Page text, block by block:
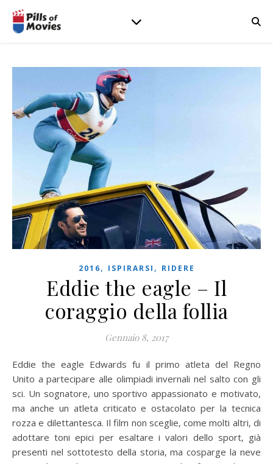
2016, ISPIRARSI , RIDERE
Eddie the eagle – Il
coraggio della follia
Gennaio 8, 2017
Eddie the eagle Edwards fu il primo atleta del Regno
Unito a partecipare alle olimpiadi invernali nel salto con gli
sci. Un sognatore, uno sportivo appassionato e motivato,
ma anche un atleta criticato e ostacolato per la tecnica
rozza e dilettantesca. Il film non sceglie, come molti altri, di
adottare toni epici per esaltare i valori dello sport, già
presenti nel sottotesto della storia, ma cosparge la neve